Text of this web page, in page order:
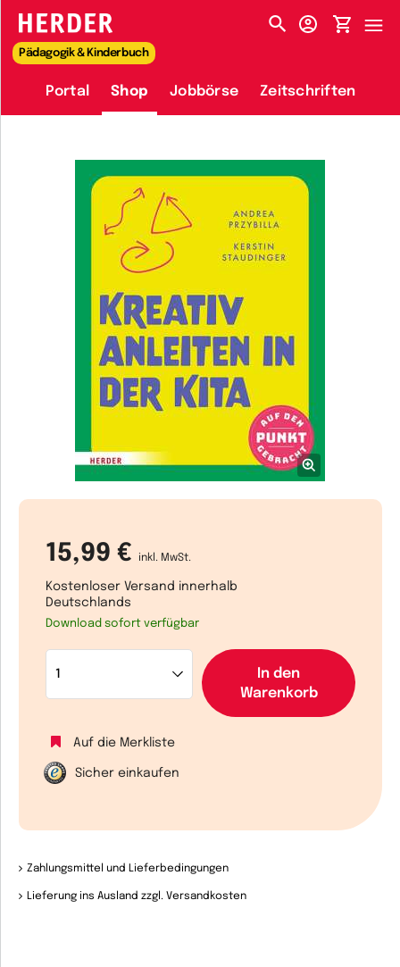
HERDER-MENÜ
Pädagogik & Kinderbuch
Portal Shop Jobbörse Zeitschriften
15,99 € inkl. MwSt.
Kostenloser Versand innerhalb
Deutschlands
Download sofort verfügbar
In den
Warenkorb
Auf die Merkliste
Sicher einkaufen
Zahlungsmittel und Lieferbedingungen
Lieferung ins Ausland zzgl. Versandkosten